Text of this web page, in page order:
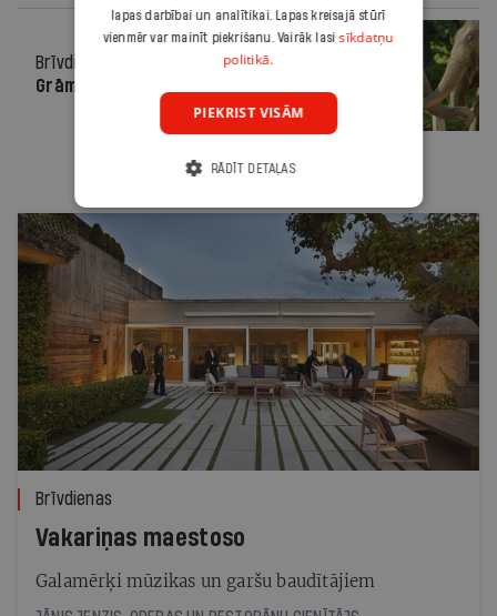
Brīvdienas
Grāmatas dabā un ziloņi lielpilsētā
Brīvdienas
Vakariņas maestoso
Galamērķi mūzikas un garšu baudītājiem
lapas darbībai un analītikai. Lapas kreisajā stūrī
vienmēr var mainīt piekrišanu. Vairāk lasisīkdatņu
politikā.
PIEKRIST VISĀM
RĀDĪT DETAĻAS